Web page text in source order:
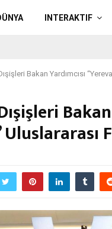
INTERAKTIF
Bakan Yardımcısı
Bakan